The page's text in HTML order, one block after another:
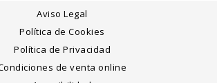
Aviso Legal
Política de Cookies
Política de Privacidad
de venta online